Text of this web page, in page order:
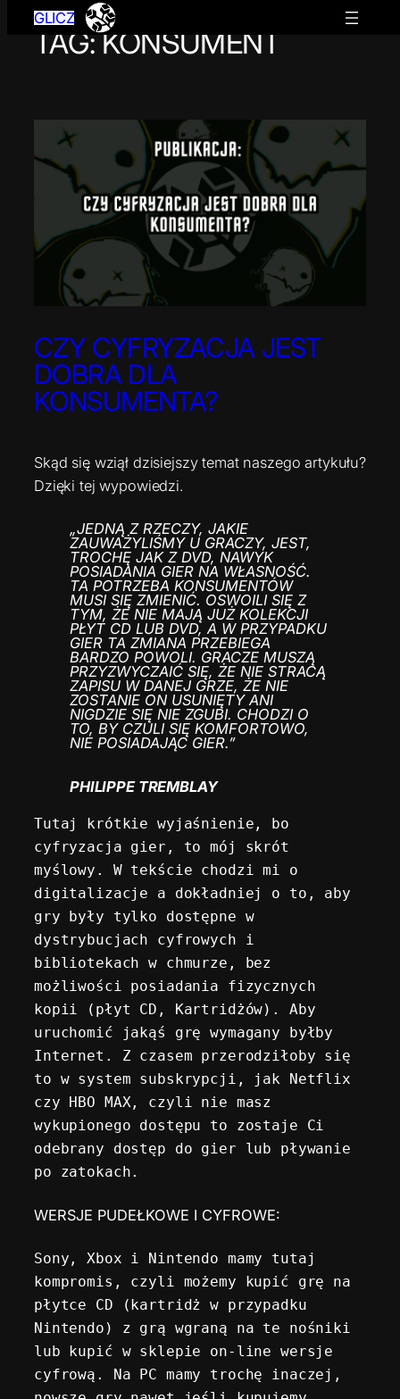
Przejdź
GLICZ
TAG:KONSUMENT
CZY CYFRYZACJA JEST
DOBRA DLA
KONSUMENTA?
Skąd się wziął dzisiejszy temat naszego artykułu?
Dzięki tej wypowiedzi.
„JEDNĄ Z RZECZY, JAKIE
ZAUWAŻYLIŚMY U GRACZY, JEST,
TROCHĘ JAK Z DVD, NAWYK
POSIADANIA GIER NA WŁASNOŚĆ.
TA POTRZEBA KONSUMENTÓW
MUSI SIĘ ZMIENIĆ. OSWOILI SIĘ Z
TYM, ŻE NIE MAJĄ JUŻ KOLEKCJI
PŁYT CD LUB DVD, A W PRZYPADKU
GIER TA ZMIANA PRZEBIEGA
BARDZO POWOLI. GRACZE MUSZĄ
PRZYZWYCZAIĆ SIĘ, ŻE NIE STRACĄ
ZAPISU W DANEJ GRZE, ŻE NIE
ZOSTANIE ON USUNIĘTY ANI
NIGDZIE SIĘ NIE ZGUBI. CHODZI O
TO, BY CZULI SIĘ KOMFORTOWO,
NIE POSIADAJĄC GIER.”
PHILIPPE TREMBLAY
Tutaj krótkie wyjaśnienie, bo
cyfryzacja gier, to mój skrót
myślowy. W tekście chodzi mi o
digitalizacje a dokładniej o to, aby
gry były tylko dostępne w
dystrybucjach cyfrowych i
bibliotekach w chmurze, bez
możliwości posiadania fizycznych
kopii (płyt CD, Kartridżów). Aby
uruchomić jakąś grę wymagany byłby
Internet. Z czasem przerodziłoby się
to w system subskrypcji, jak Netflix
czy HBO MAX, czyli nie masz
wykupionego dostępu to zostaje Ci
odebrany dostęp do gier lub pływanie
po zatokach.
WERSJE PUDEŁKOWE I CYFROWE:
Sony, Xbox i Nintendo mamy tutaj
kompromis, czyli możemy kupić grę na
płytce CD (kartridż w przypadku
Nintendo) z grą wgraną na te nośniki
lub kupić w sklepie on-line wersje
cyfrową. Na PC mamy trochę inaczej,